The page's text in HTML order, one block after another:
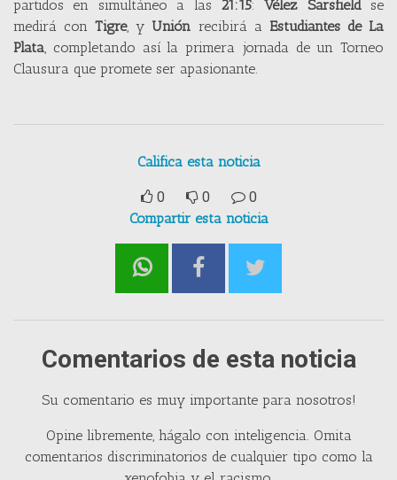
partidos en simultáneo a las 21:15:Vélez Sarsfieldse
medirá conTigre, yUnión recibirá a Estudiantes de La
Plata , completando así la primera jornada de un Torneo
Clausura que promete ser apasionante.
Califica esta noticia
0 0
0
Compartir esta noticia
Comentarios de esta noticia
Su comentario es muy importante para nosotros!
Opine libremente, hágalo con inteligencia. Omita
comentarios discriminatorios de cualquier tipo como la